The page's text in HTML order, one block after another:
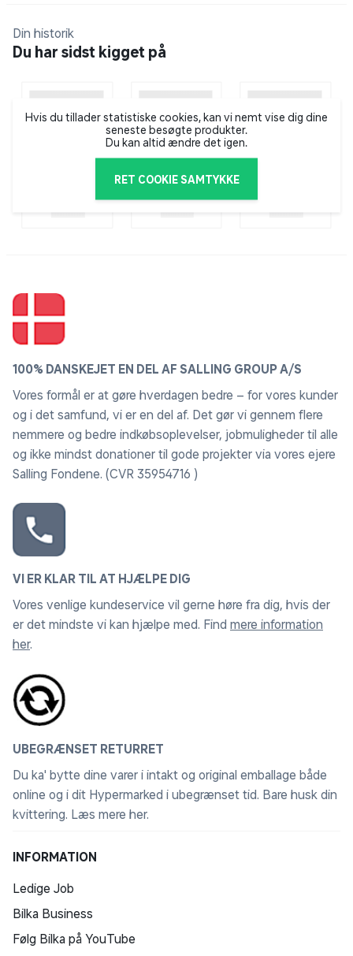
finder du alt fra dåsetomater, pålæg og toiletpapir – til
dyremad og boligtilbehør. Det er attraktive og
hylderne i Salling Groups tilhørende supermarkeder.
Din historik
Du har sidst kigget på
Hvis du tillader statistiske cookies, kan vi nemt vise dig dine
seneste besøgte produkter.
Du kan altid ændre det igen.
RET COOKIE SAMTYKKE
100% DANSKEJET EN DEL AF SALLING GROUP A/S
Vores formål er at gøre hverdagen bedre – for vores kunder
og i det samfund, vi er en del af. Det gør vi gennem flere
nemmere og bedre indkøbsoplevelser, jobmuligheder til alle
og ikke mindst donationer til gode projekter via vores ejere
Salling Fondene. (CVR 35954716 )
VI ER KLAR TIL AT HJÆLPE DIG
Vores venlige kundeservice vil gerne høre fra dig, hvis der
er det mindste vi kan hjælpe med. Find mere information
her.
UBEGRÆNSET RETURRET
Du ka' bytte dine varer i intakt og original emballage både
online og i dit Hypermarked i ubegrænset tid. Bare husk din
kvittering. Læs mere her.
INFORMATION
Ledige Job
Bilka Business
Følg Bilka på YouTube